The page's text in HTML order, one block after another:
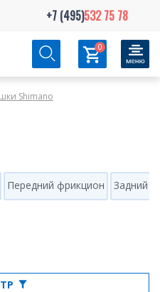
+7 (495)532 75 78
0
Shimano
Передний фрикцион Задний